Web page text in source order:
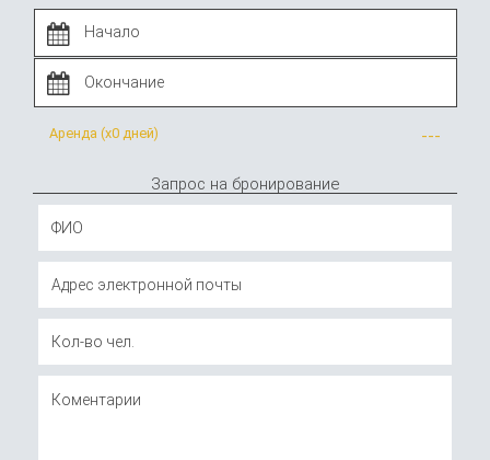
Аренда (x0 дней) ---
Запрос на бронирование